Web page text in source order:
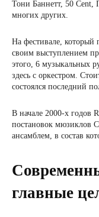
Тони Баннетт, 50
многих других.
На фестивале, который
своим выступлением
этого, 6 музыкальных
здесь с оркестром.
состоялся последний
В начале 2000-х годов
постановок мюзиклов
ансамблем, в состав
главные